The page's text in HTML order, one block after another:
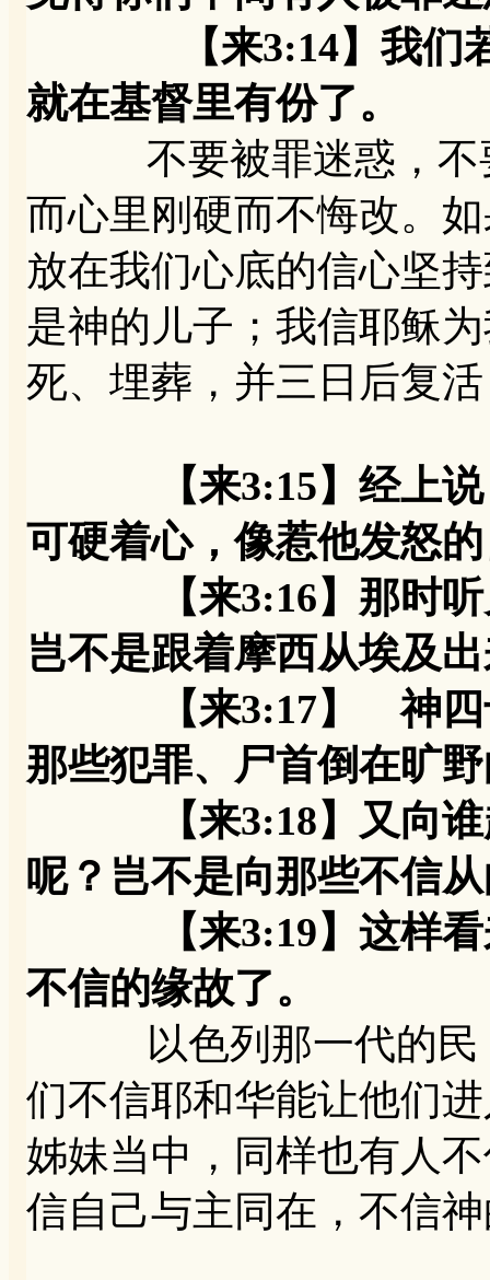
【来3:14】我们若
就在基督里有份了。
不要被罪迷惑，不要
而心里刚硬而不悔改。
放在我们心底的信心坚
是神的儿子；我信耶稣
死、埋葬，并三日后复
【来3:15】经上
可硬着心，像惹他发怒
【来3:16】那时听见
岂不是跟着摩西从埃及
【来3:17】 神四十
那些犯罪、尸首倒在旷
【来3:18】又向谁起
呢？岂不是向那些不信
【来3:19】这样看来
不信的缘故了。
以色列那一代的民，
们不信耶和华能让他们
姊妹当中，同样也有人
信自己与主同在，不信